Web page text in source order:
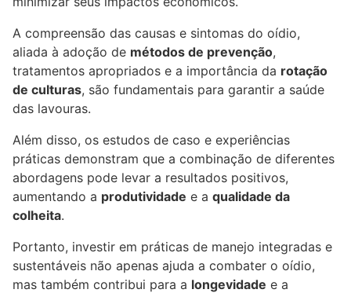
A compreensão das causas e sintomas do oídio,
aliada à adoção de métodos de prevenção,
tratamentos apropriados e a importância da rotação
de culturas, são fundamentais para garantir a saúde
das lavouras.
Além disso, os estudos de caso e experiências
práticas demonstram que a combinação de diferentes
abordagens pode levar a resultados positivos,
aumentando a produtividade e a qualidade da
colheita.
Portanto, investir em práticas de manejo integradas e
sustentáveis não apenas ajuda a combater o oídio,
mas também contribui para a longevidade e a